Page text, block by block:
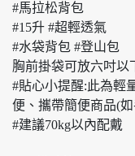
#馬拉松背包
#15升 #超輕透氣
#水袋背包 #登山包
胸前掛袋可放六吋以
#貼心小提醒:此為輕
便、攜帶簡便商品(
#建議70kg以內配戴